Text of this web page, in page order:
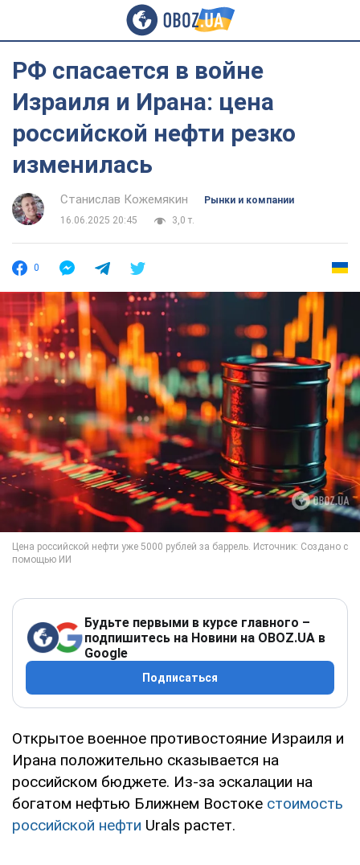
РФ спасается в войне
Израиля и Ирана: цена
российской нефти резко
изменилась
Станислав Кожемякин
Рынки и компании
16.06.2025 20:45
3,0 т.
0
Будьте первыми в курсе главного –
подпишитесь на Новини на OBOZ.UA в
Google
Подписаться
Открытое военное противостояние Израиля и
Ирана положительно сказывается на
российском бюджете. Из-за эскалации на
богатом нефтью Ближнем Востоке стоимость
российской нефти Urals растет.